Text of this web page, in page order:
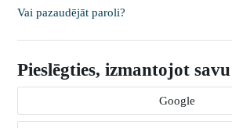
Vai pazaudējāt paroli?
Pieslēgties, izmantojot
Google